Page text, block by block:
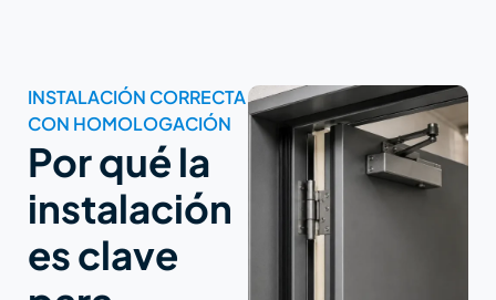
INSTALACIÓN CORRECTA
CON HOMOLOGACIÓN
Por qué la
instalación
es clave